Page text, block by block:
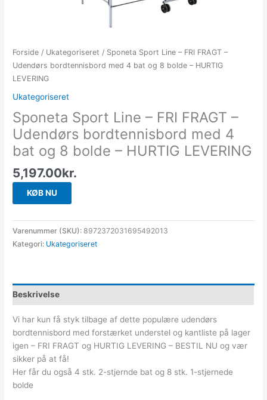
Forside / Ukategoriseret / Sponeta Sport Line – FRI FRAGT –
Udendørs bordtennisbord med 4 bat og 8 bolde – HURTIG
LEVERING
Ukategoriseret
Sponeta Sport Line – FRI FRAGT –
Udendørs bordtennisbord med 4
bat og 8 bolde – HURTIG LEVERING
5,197.00kr.
KØB NU
Varenummer (SKU):8972372031695492013
Kategori: Ukategoriseret
Beskrivelse
Vi har kun få styk tilbage af dette populære udendørs
bordtennisbord med forstærket understel og kantliste på lager
igen – FRI FRAGT og HURTIG LEVERING – BESTIL NU og vær
sikker på at få!
Her får du også 4 stk. 2-stjernde bat og 8 stk. 1-stjernede
bolde